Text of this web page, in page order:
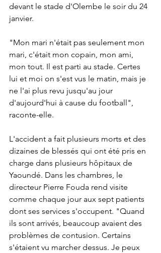
devant le stade d'Olembe le soir du 24
janvier.
"Mon mari n'était pas seulement mon
mari, c'était mon copain, mon ami,
mon tout. Il est parti au stade. Certes
lui et moi on s'est vus le matin, mais je
ne l'ai plus revu jusqu'au jour
d'aujourd'hui à cause du football",
raconte-elle.
L'accident a fait plusieurs morts et des
dizaines de blessés qui ont été pris en
charge dans plusieurs hôpitaux de
Yaoundé. Dans les chambres, le
directeur Pierre Fouda rend visite
comme chaque jour aux sept patients
dont ses services s'occupent. "Quand
ils sont arrivés, beaucoup avaient des
problèmes de contusion. Certains
s'étaient vu marcher dessus. Je peux